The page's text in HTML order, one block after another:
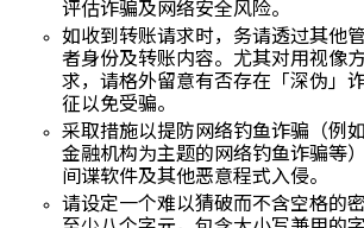
评估诈骗及网络安全风险。
如收到转账请求时，务请透过其他
者身份及转账内容。尤其对用视像
求，请格外留意有否存在「深伪」
征以免受骗。
采取措施以提防网络钓鱼诈骗（例
金融机构为主题的网络钓鱼诈骗等
间谍软件及其他恶意程式入侵。
请设定一个难以猜破而不含空格的